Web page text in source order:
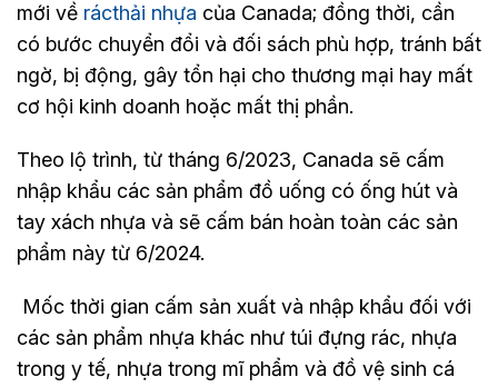
mới về rácthải nhựa của Canada; đồng thời, cần
có bước chuyển đổi và đối sách phù hợp, tránh bất
ngờ, bị động, gây tổn hại cho thương mại hay mất
cơ hội kinh doanh hoặc mất thị phần.
Theo lộ trình, từ tháng 6/2023, Canada sẽ cấm
nhập khẩu các sản phẩm đồ uống có ống hút và
tay xách nhựa và sẽ cấm bán hoàn toàn các sản
phẩm này từ 6/2024.
Mốc thời gian cấm sản xuất và nhập khẩu đối với
các sản phẩm nhựa khác như túi đựng rác, nhựa
trong y tế, nhựa trong mĩ phẩm và đồ vệ sinh cá